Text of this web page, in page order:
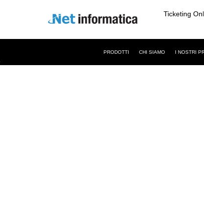
Ticketing
PRODOTTI CHI SIAMO I NOSTRI